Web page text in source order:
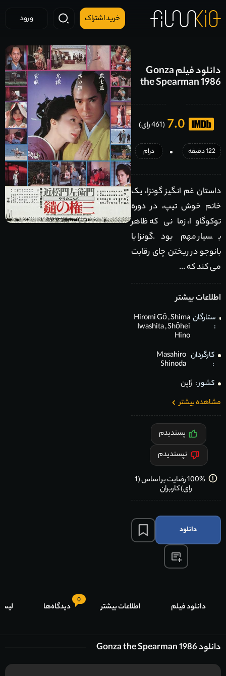
خرید اشتراک ورود
دانلود فیلم Gonza
the Spearman 1986
7.0 (461 رای)
122 دقیقه درام
داستان غم انگیز گونزا، یک
خانم خوش تیپ، در دوره
توکوگاوا، زمانی که ظاهر
بسیار مهم بود.گونزا با
بانوجو در ریختن چای رقابت
می کند که ...
اطلاعات بیشتر
ستارگان
:
Hiromi Gô,Shima
Iwashita,Shôhei
Hino
کارگردان
:
Masahiro
Shinoda
کشور : ژاپن
مشاهده بیشتر
پسندیدم
نپسندیدم
100% رضایت بر اساس (1
رای) کاربران
دانلود
دانلود فیلم اطلاعات بیشتر
0
دیدگاه‌ها
دانلود Gonza the Spearman 1986